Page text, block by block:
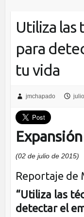
Utiliza las
para
tu vida
jmchapado
Expansión
(02 de julio de 2015)
Reportaje de
“Utiliza las
detectar el